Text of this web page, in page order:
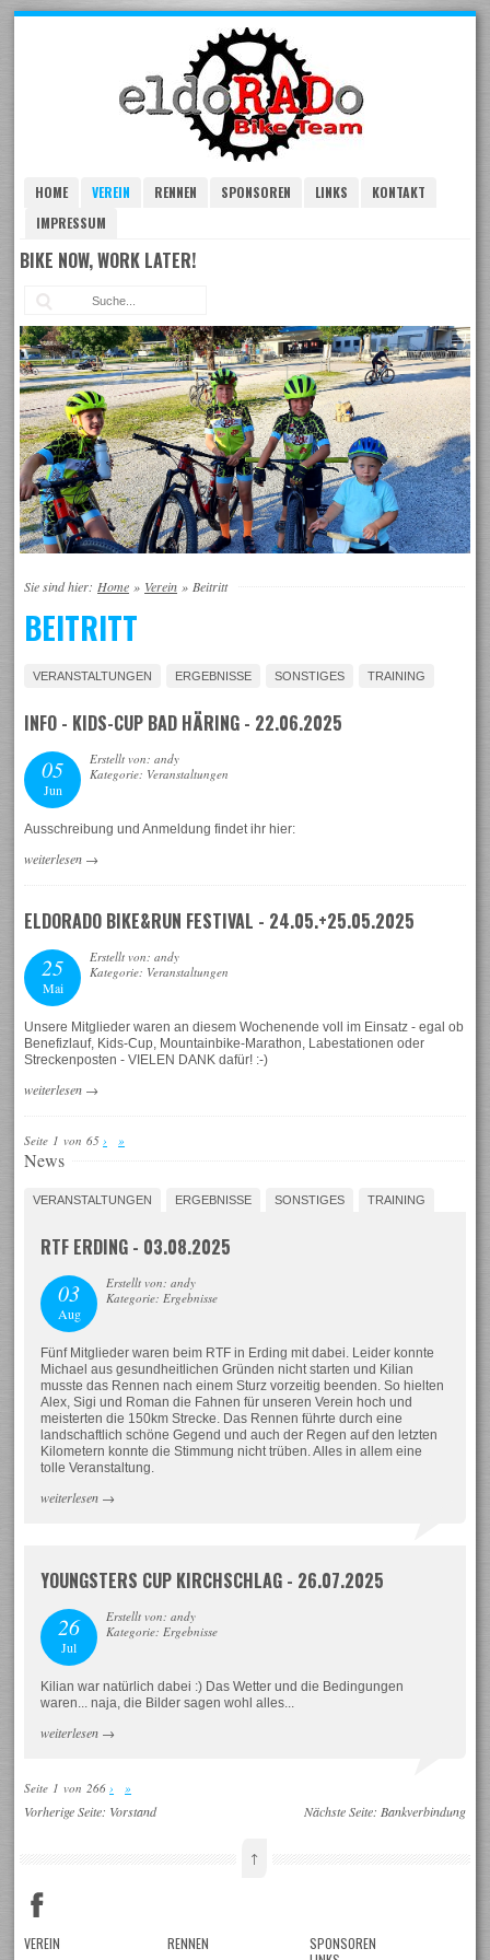
HOME VEREIN RENNEN SPONSOREN LINKS
KONTAKT
IMPRESSUM
BIKE NOW, WORK LATER!
Sie sind hier: Home » Verein » Beitritt
BEITRITT
VERANSTALTUNGEN ERGEBNISSE SONSTIGES TRAINING
INFO - KIDS-CUP BAD HÄRING - 22.06.2025
05
Jun
Erstellt von: andy
Kategorie: Veranstaltungen
Ausschreibung und Anmeldung findet ihr hier:
weiterlesen →
ELDORADO BIKE&RUN FESTIVAL - 24.05.+25.05.2025
25
Mai
Erstellt von: andy
Kategorie: Veranstaltungen
Unsere Mitglieder waren an diesem Wochenende voll im Einsatz - egal ob
Benefizlauf, Kids-Cup, Mountainbike-Marathon, Labestationen oder
Streckenposten - VIELEN DANK dafür! :-)
weiterlesen →
Seite 1 von 65 › »
News
VERANSTALTUNGEN ERGEBNISSE SONSTIGES TRAINING
RTF ERDING - 03.08.2025
03
Aug
Erstellt von: andy
Kategorie: Ergebnisse
Fünf Mitglieder waren beim RTF in Erding mit dabei. Leider konnte
Michael aus gesundheitlichen Gründen nicht starten und Kilian
musste das Rennen nach einem Sturz vorzeitig beenden. So hielten
Alex, Sigi und Roman die Fahnen für unseren Verein hoch und
meisterten die 150km Strecke. Das Rennen führte durch eine
landschaftlich schöne Gegend und auch der Regen auf den letzten
Kilometern konnte die Stimmung nicht trüben. Alles in allem eine
tolle Veranstaltung.
weiterlesen →
YOUNGSTERS CUP KIRCHSCHLAG - 26.07.2025
26
Jul
Erstellt von: andy
Kategorie: Ergebnisse
Kilian war natürlich dabei :) Das Wetter und die Bedingungen
waren... naja, die Bilder sagen wohl alles...
weiterlesen →
Seite 1 von 266 › »
Vorherige Seite: Vorstand Nächste Seite: Bankverbindung
↑
VEREIN RENNEN
SPONSOREN